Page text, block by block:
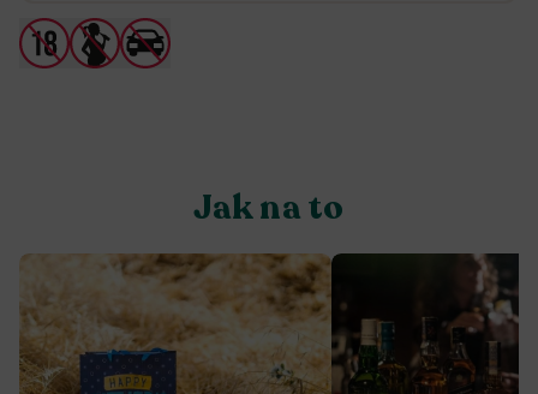
Jak na to